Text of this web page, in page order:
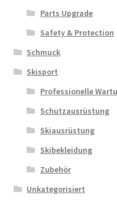
Parts Upgrade
Safety & Protection
Schmuck
Skisport
Professionelle
Schutzausrüstung
Skiausrüstung
Skibekleidung
Zubehör
Unkategorisiert